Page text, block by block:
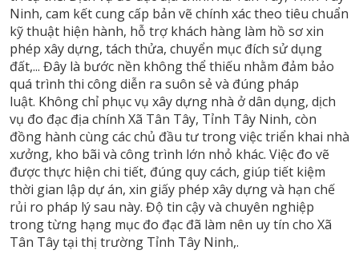
Ninh, cam kết cung cấp bản vẽ chính xác theo tiêu chuẩn
kỹ thuật hiện hành, hỗ trợ khách hàng làm hồ sơ xin
phép xây dựng, tách thửa, chuyển mục đích sử dụng
đất,... Đây là bước nền không thể thiếu nhằm đảm bảo
quá trình thi công diễn ra suôn sẻ và đúng pháp
luật. Không chỉ phục vụ xây dựng nhà ở dân dụng, dịch
vụ đo đạc địa chính Xã Tân Tây, Tỉnh Tây Ninh, còn
đồng hành cùng các chủ đầu tư trong việc triển khai nhà
xưởng, kho bãi và công trình lớn nhỏ khác. Việc đo vẽ
được thực hiện chi tiết, đúng quy cách, giúp tiết kiệm
thời gian lập dự án, xin giấy phép xây dựng và hạn chế
rủi ro pháp lý sau này. Độ tin cậy và chuyên nghiệp
trong từng hạng mục đo đạc đã làm nên uy tín cho Xã
Tân Tây tại thị trường Tỉnh Tây Ninh,.